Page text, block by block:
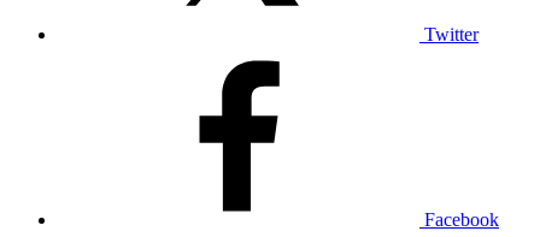
Twitter
Facebook